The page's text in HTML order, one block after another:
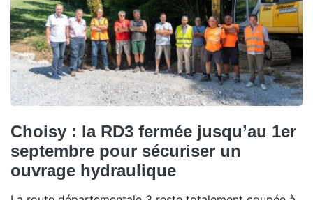
Choisy : la RD3 fermée jusqu’au 1er
septembre pour sécuriser un
ouvrage hydraulique